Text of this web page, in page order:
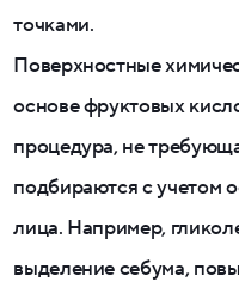
точками.
Поверхностные
основе фруктовых
процедура, не
подбираются с учетом
лица. Например,
выделение себума,